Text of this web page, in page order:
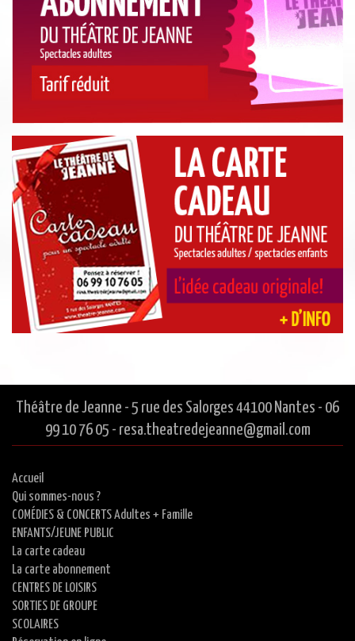
Théâtre de Jeanne - 5 rue des Salorges 44100 Nantes - 06
99 10 76 05 - resa.theatredejeanne@gmail.com
Accueil
Qui sommes-nous ?
COMÉDIES & CONCERTS Adultes + Famille
ENFANTS/JEUNE PUBLIC
La carte cadeau
La carte abonnement
CENTRES DE LOISIRS
SORTIES DE GROUPE
SCOLAIRES